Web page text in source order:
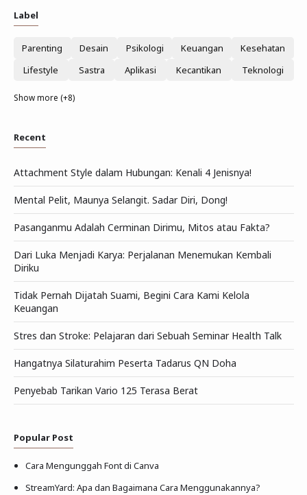
Label
Parenting Desain Psikologi Keuangan
Kesehatan
Lifestyle
Sastra Aplikasi Kecantikan Teknologi
Show more (+8)
Recent
Attachment Style dalam Hubungan: Kenali 4 Jenisnya!
Mental Pelit, Maunya Selangit. Sadar Diri, Dong!
Pasanganmu Adalah Cerminan Dirimu, Mitos atau Fakta?
Dari Luka Menjadi Karya: Perjalanan Menemukan Kembali
Diriku
Tidak Pernah Dijatah Suami, Begini Cara Kami Kelola
Keuangan
Stres dan Stroke: Pelajaran dari Sebuah Seminar Health Talk
Hangatnya Silaturahim Peserta Tadarus QN Doha
Penyebab Tarikan Vario 125 Terasa Berat
Popular Post
Cara Mengunggah Font di Canva
StreamYard: Apa dan Bagaimana Cara Menggunakannya?